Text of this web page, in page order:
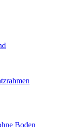
Boden